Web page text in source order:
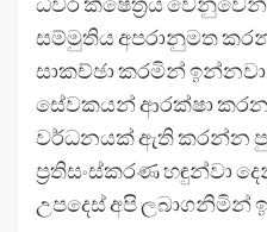
සම්මුතිය අපරානුමත
සාකච්ඡා කරමින්
සේවකයන් ආරක්ෂා
වර්ධනයක් ඇති කරන්න
ප්‍රතිසංස්කරණ හඳුන්වා
උපදෙස් අපි ලබාගනිමින්